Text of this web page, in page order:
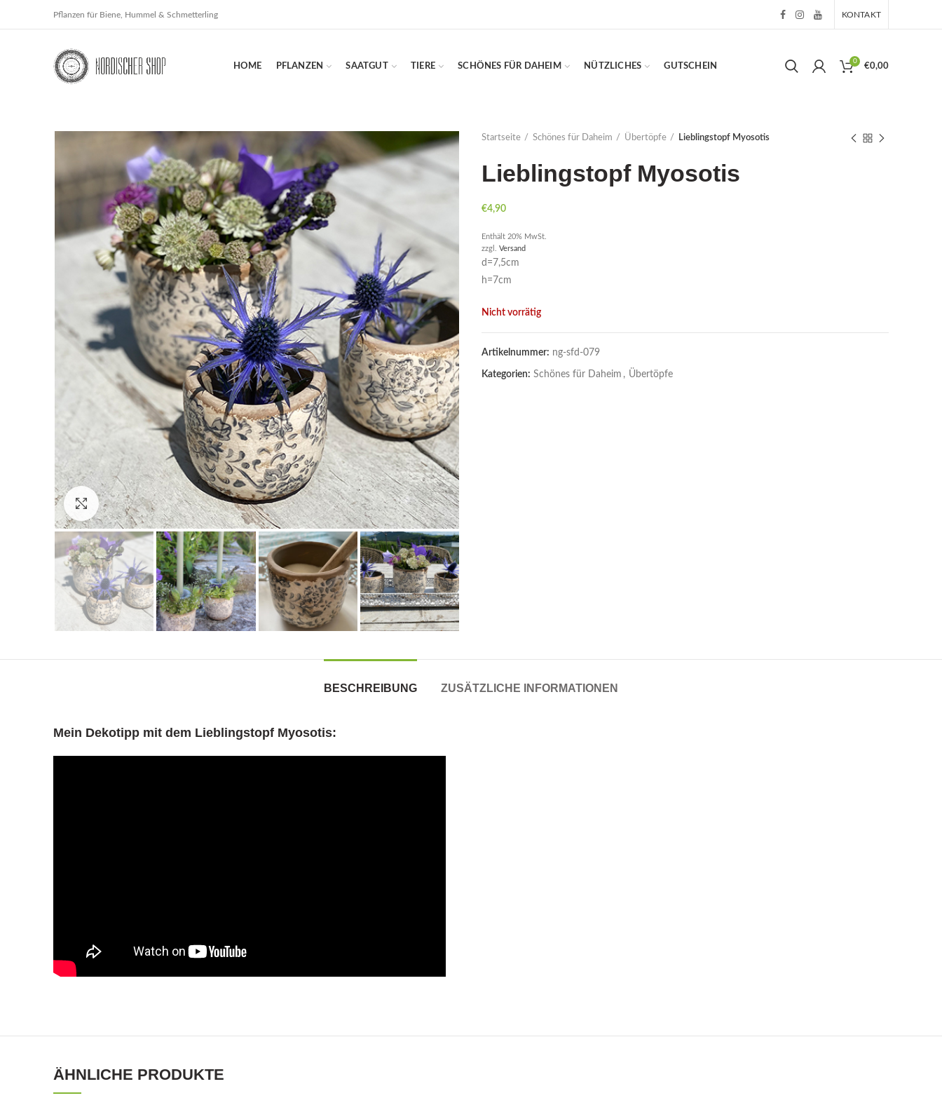
Pflanzen für Biene, Hummel & Schmetterling KONTAKT
HOME PFLANZEN SAATGUT TIERE SCHÖNES FÜR DAHEIM NÜTZLICHES GUTSCHEIN
0
€0,00
Click to enlarge
Startseite Schönes für Daheim Übertöpfe Lieblingstopf Myosotis
Lieblingstopf Myosotis
€4,90
Enthält 20% MwSt.
zzgl. Versand
d=7,5cm
h=7cm
Nicht vorrätig
Artikelnummer: ng-sfd-079
Kategorien: Schönes für Daheim , Übertöpfe
BESCHREIBUNG ZUSÄTZLICHE INFORMATIONEN
Mein Dekotipp mit dem Lieblingstopf Myosotis:
ÄHNLICHE PRODUKTE